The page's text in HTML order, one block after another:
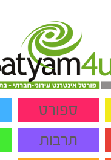
ספורט
תרבות